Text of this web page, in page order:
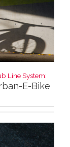
Line System:
E-Bike